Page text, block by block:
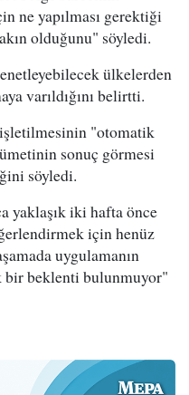
ne yapılması gerektiği
olduğunu" söyledi.
ülkelerden
varıldığını belirtti.
"otomatik
sonuç görmesi
söyledi.
yaklaşık iki hafta önce
için henüz
uygulamanın
bir beklenti bulunmuyor"